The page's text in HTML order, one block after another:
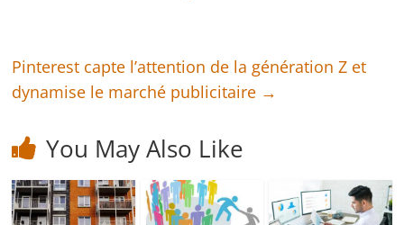
Pinterest capte l’attention de la génération Z et
dynamise le marché publicitaire →
You May Also Like